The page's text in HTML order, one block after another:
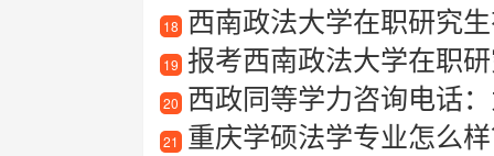
18 西南政法大学在职研究
19 报考西南政法大学在职
20 西政同等学力咨询电话
21 重庆学硕法学专业怎么样